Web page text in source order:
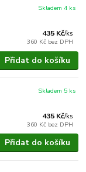
435 Kč/ks
360 Kč bez DPH
Skladem 4 ks
Přidat do košíku
435 Kč/ks
360 Kč bez DPH
Skladem 5 ks
Přidat do košíku